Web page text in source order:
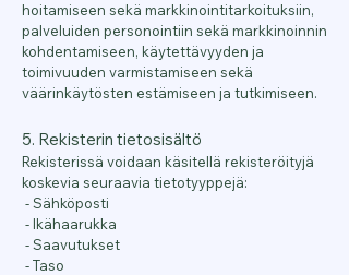
hoitamiseen sekä markkinointitarkoituksiin,
palveluiden personointiin sekä markkinoinnin
kohdentamiseen, käytettävyyden ja
toimivuuden varmistamiseen sekä
väärinkäytösten estämiseen ja tutkimiseen.
5. Rekisterin tietosisältö
Rekisterissä voidaan käsitellä rekisteröityjä
koskevia seuraavia tietotyyppejä:
- Sähköposti
- Ikähaarukka
- Saavutukset
- Taso